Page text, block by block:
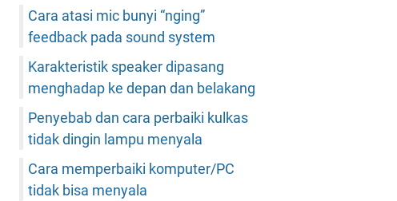
Cara atasi mic bunyi “nging”
feedback pada sound system
Karakteristik speaker dipasang
menghadap ke depan dan belakang
Penyebab dan cara perbaiki kulkas
tidak dingin lampu menyala
Cara memperbaiki komputer/PC
tidak bisa menyala